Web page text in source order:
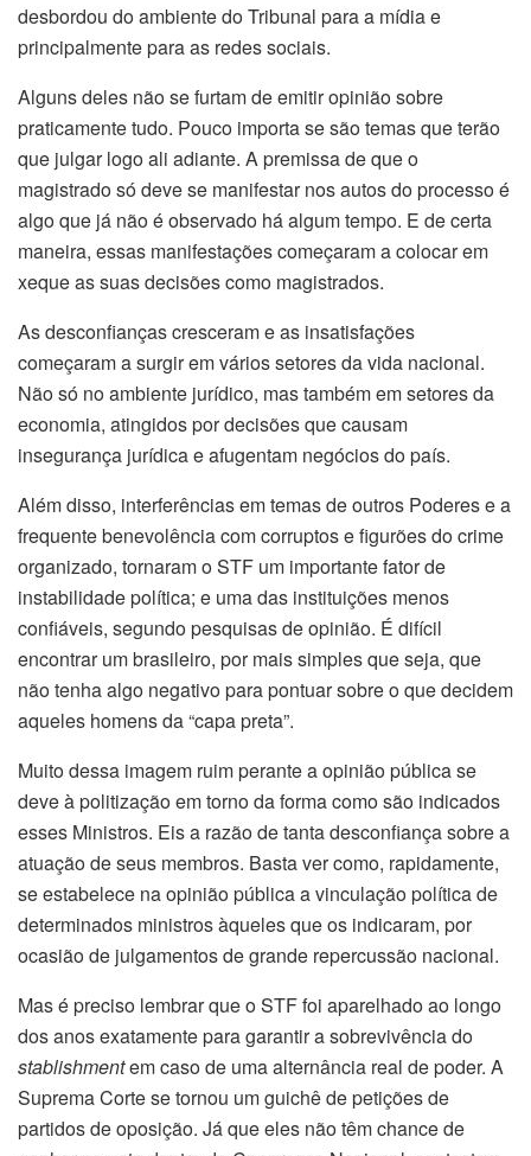
desbordou do ambiente do Tribunal para a mídia e
principalmente para as redes sociais.
Alguns deles não se furtam de emitir opinião sobre
praticamente tudo. Pouco importa se são temas que terão
que julgar logo ali adiante. A premissa de que o
magistrado só deve se manifestar nos autos do processo é
algo que já não é observado há algum tempo. E de certa
maneira, essas manifestações começaram a colocar em
xeque as suas decisões como magistrados.
As desconfianças cresceram e as insatisfações
começaram a surgir em vários setores da vida nacional.
Não só no ambiente jurídico, mas também em setores da
economia, atingidos por decisões que causam
insegurança jurídica e afugentam negócios do país.
Além disso, interferências em temas de outros Poderes e a
frequente benevolência com corruptos e figurões do crime
organizado, tornaram o STF um importante fator de
instabilidade política; e uma das instituições menos
confiáveis, segundo pesquisas de opinião. É difícil
encontrar um brasileiro, por mais simples que seja, que
não tenha algo negativo para pontuar sobre o que decidem
aqueles homens da “capa preta”.
Muito dessa imagem ruim perante a opinião pública se
deve à politização em torno da forma como são indicados
esses Ministros. Eis a razão de tanta desconfiança sobre a
atuação de seus membros. Basta ver como, rapidamente,
se estabelece na opinião pública a vinculação política de
determinados ministros àqueles que os indicaram, por
ocasião de julgamentos de grande repercussão nacional.
Mas é preciso lembrar que o STF foi aparelhado ao longo
dos anos exatamente para garantir a sobrevivência do
stablishmentem caso de uma alternância real de poder. A
Suprema Corte se tornou um guichê de petições de
partidos de oposição. Já que eles não têm chance de